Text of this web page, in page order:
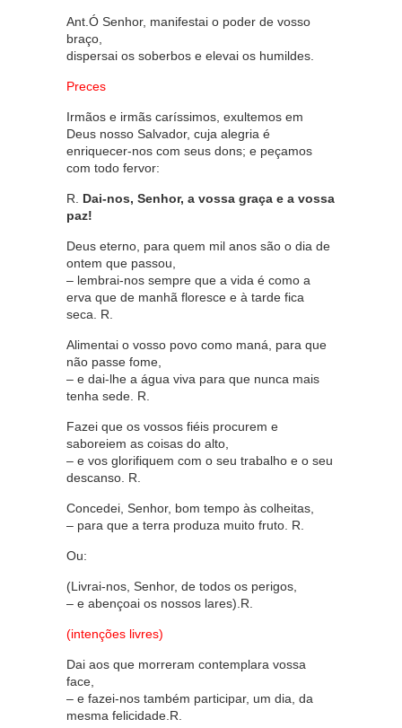
Ant.Ó Senhor, manifestai o poder de vosso
braço,
dispersai os soberbos e elevai os humildes.
Preces
Irmãos e irmãs caríssimos, exultemos em
Deus nosso Salvador, cuja alegria é
enriquecer-nos com seus dons; e peçamos
com todo fervor:
R. Dai-nos, Senhor, a vossa graça e a vossa
paz!
Deus eterno, para quem mil anos são o dia de
ontem que passou,
– lembrai-nos sempre que a vida é como a
erva que de manhã floresce e à tarde fica
seca. R.
Alimentai o vosso povo como maná, para que
não passe fome,
– e dai-lhe a água viva para que nunca mais
tenha sede. R.
Fazei que os vossos fiéis procurem e
saboreiem as coisas do alto,
– e vos glorifiquem com o seu trabalho e o seu
descanso. R.
Concedei, Senhor, bom tempo às colheitas,
– para que a terra produza muito fruto. R.
Ou:
(Livrai-nos, Senhor, de todos os perigos,
– e abençoai os nossos lares).R.
(intenções livres)
Dai aos que morreram contemplara vossa
face,
– e fazei-nos também participar, um dia, da
mesma felicidade.R.